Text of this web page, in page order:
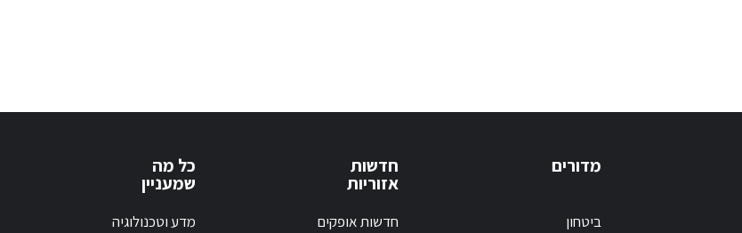
מדורים
ביטחון
חדשות
אזוריות
חדשות אופקים
כל מה
שמעניין
מדע וטכנולוגיה